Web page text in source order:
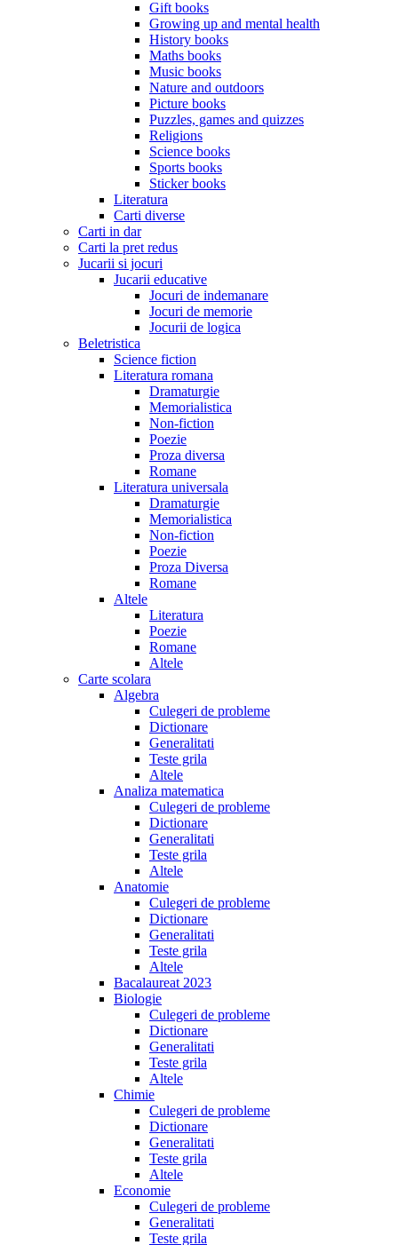
Gift books
Growing up and mental health
History books
Maths books
Music books
Nature and outdoors
Picture books
Puzzles, games and quizzes
Religions
Science books
Sports books
Sticker books
Literatura
Carti diverse
Carti in dar
Carti la pret redus
Jucarii si jocuri
Jucarii educative
Jocuri de indemanare
Jocuri de memorie
Jocurii de logica
Beletristica
Science fiction
Literatura romana
Dramaturgie
Memorialistica
Non-fiction
Poezie
Proza diversa
Romane
Literatura universala
Dramaturgie
Memorialistica
Non-fiction
Poezie
Proza Diversa
Romane
Altele
Literatura
Poezie
Romane
Altele
Carte scolara
Algebra
Culegeri de probleme
Dictionare
Generalitati
Teste grila
Altele
Analiza matematica
Culegeri de probleme
Dictionare
Generalitati
Teste grila
Altele
Anatomie
Culegeri de probleme
Dictionare
Generalitati
Teste grila
Altele
Bacalaureat 2023
Biologie
Culegeri de probleme
Dictionare
Generalitati
Teste grila
Altele
Chimie
Culegeri de probleme
Dictionare
Generalitati
Teste grila
Altele
Economie
Culegeri de probleme
Generalitati
Teste grila